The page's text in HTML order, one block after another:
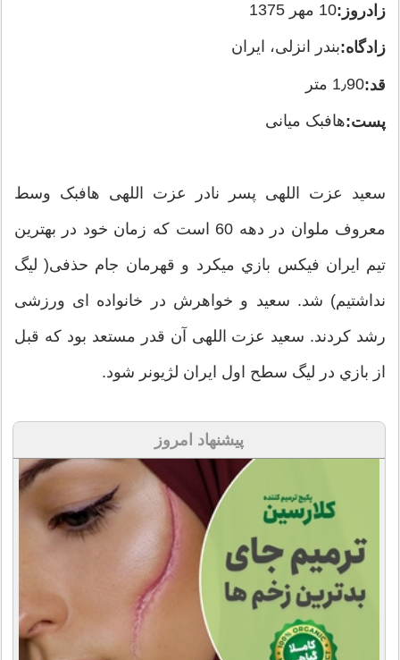
زادروز:10 مهر 1375
زادگاه:بندر انزلی، ایران
قد:1٫90 متر
پست:هافبک میانی
سعید عزت اللهی پسر نادر عزت اللهی هافبک وسط
معروف ملوان در دهه 60 است که زمان خود در بهترین
تیم ایران فیکس بازي میکرد و قهرمان جام حذفی( لیگ
نداشتیم) شد. سعید و خواهرش در خانواده ای ورزشی
رشد کردند. سعید عزت اللهی آن قدر مستعد بود که قبل
از بازي در لیگ سطح اول ایران لژیونر شود.
پیشنهاد امروز